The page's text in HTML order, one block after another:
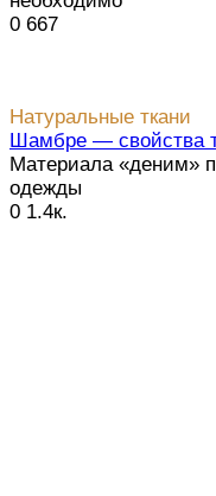
0 667
Натуральные ткани
Шамбре — свойства
Материала «деним»
одежды
0 1.4к.